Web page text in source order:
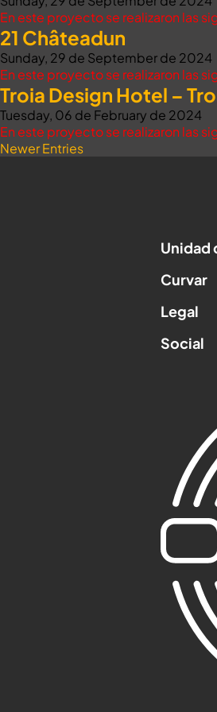
En este proyecto se realizaron las
21 Châteadun
Sunday, 29 de September de 2024
En este proyecto se realizaron las
Troia Design Hotel –
Tuesday, 06 de February de 2024
En este proyecto se realizaron las
Newer Entries
Unidad
Curvar
Legal
Social